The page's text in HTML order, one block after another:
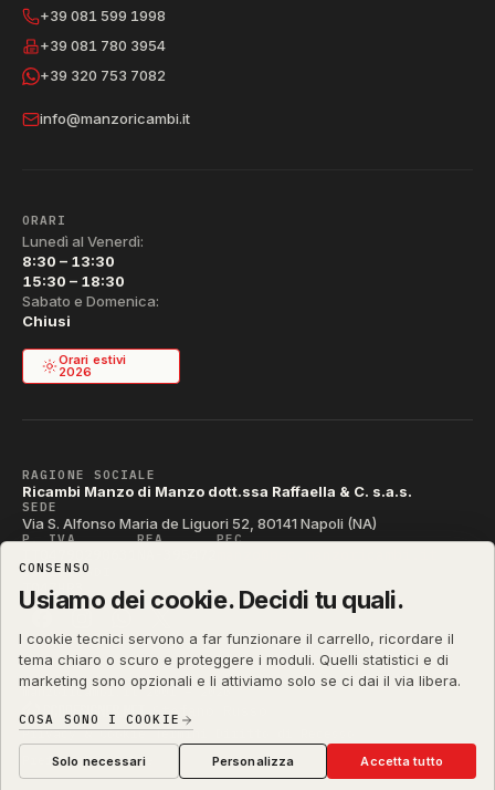
+39 081 599 1998
+39 081 780 3954
+39 320 753 7082
info@manzoricambi.it
ORARI
Lunedì al Venerdì:
8:30 – 13:30
15:30 – 18:30
Sabato e Domenica:
Chiusi
Orari estivi
2026
RAGIONE SOCIALE
Ricambi Manzo di Manzo dott.ssa Raffaella & C. s.a.s.
SEDE
Via S. Alfonso Maria de Liguori 52, 80141 Napoli (NA)
P. IVA REA PEC
CODICE SDI
T04ZHR3
manzoricambi.it ©
Stefano Russo
Privacy & Cookie·Termini
Preferenze cookie
CONSENSO
Usiamo dei cookie. Decidi tu quali.
I cookie tecnici servono a far funzionare il carrello, ricordare il
tema chiaro o scuro e proteggere i moduli. Quelli statistici e di
marketing sono opzionali e li attiviamo solo se ci dai il via libera.
COSA SONO I COOKIE
Solo necessari Personalizza Accetta tutto